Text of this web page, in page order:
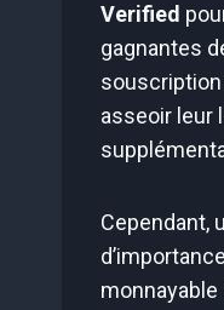
Verified
gagnantes
souscription
asseoir leur
Cependant,